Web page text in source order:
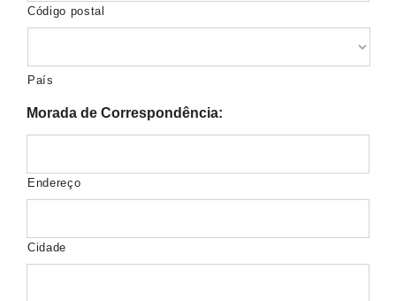
Código postal
País
Morada de Correspondência:
Endereço
Cidade